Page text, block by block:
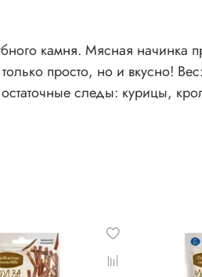
камня. Мясная начинка
просто, но и вкусно!
следы: курицы,